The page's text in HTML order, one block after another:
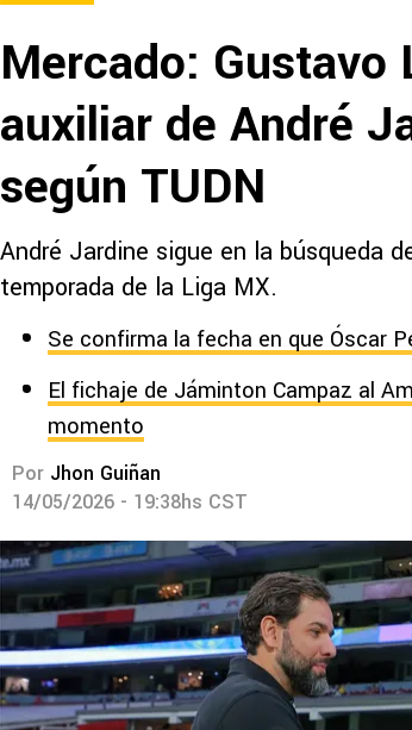
Mercado: Gustavo
auxiliar de André
según TUDN
André Jardine sigue en la búsqueda
temporada de la Liga MX.
Se confirma la fecha en que Óscar
El fichaje de Jáminton Campaz al
momento
Por Jhon Guiñan
14/05/2026 - 19:38hs CST